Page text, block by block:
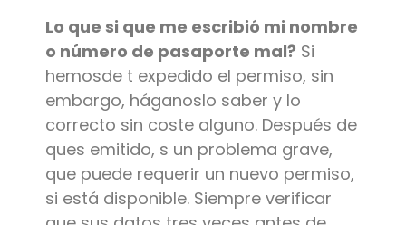
Lo que si que me escribió mi nombre
o número de pasaporte mal? Si
hemosde t expedido el permiso, sin
embargo, háganoslo saber y lo
correcto sin coste alguno. Después de
ques emitido, s un problema grave,
que puede requerir un nuevo permiso,
si está disponible. Siempre verificar